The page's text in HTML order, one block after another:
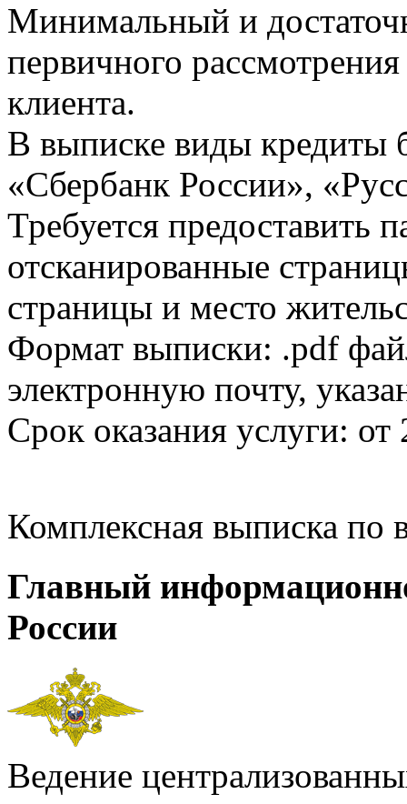
Минимальный и
первичного
клиента.
В выписке виды кредиты
«Сбербанк России»,
Требуется предоставить
отсканированные
страницы и место
Формат выписки: .pdf
электронную почту,
Срок оказания услуги: от
Комплексная выписка
Главный
России
Ведение